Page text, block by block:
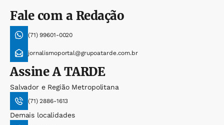
Fale com a Redação
(71) 99601-0020
jornalismoportal@grupoatarde.com.br
AssineA TARDE
Salvador e Região Metropolitana
(71) 2886-1613
Demais localidades